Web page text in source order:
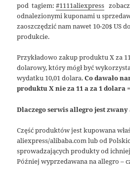
pod tagiem:#1111aliexpress
odnalezionymi kuponami u
zaoszczędzić nam nawet 10-20$ US
produkcie.
Przykładowo zakup produktu X za
dolarowy, który mógł być
wydatku 10,01 dolara.Co dawało
produktu X nie za 11 a za 1 dolara
Dlaczego serwis allegro jest
Część produktów jest kupowana
aliexpress/alibaba.com lub od
sprowadzających produkty od
Później wyprzedawana na allegro –